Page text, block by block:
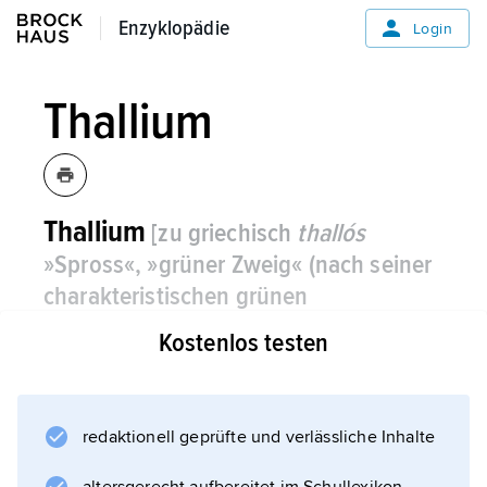
Enzyklopädie
Enzyklopädie Login
Thallium
Thallium [zu griechisch thallós
»Spross«, »grüner Zweig« (nach seiner
charakteristischen grünen
Spektrallinie)],
Elementsymbol
chemisches Elementaus der dritten
chemischen Elemente.
Thallium ist ein weiches (Härte nach
Kostenlos testen
redaktionell geprüfte und verlässliche Inhalte